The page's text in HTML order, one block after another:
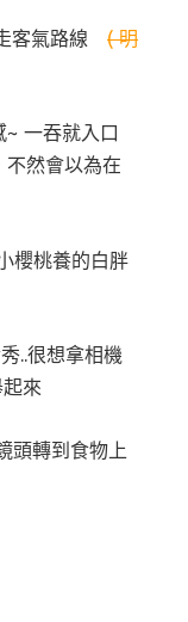
客氣路線 ( 明
~ 一吞就入口
不然會以為在
櫻桃養的白胖
..很想拿相機
來
頭轉到食物上